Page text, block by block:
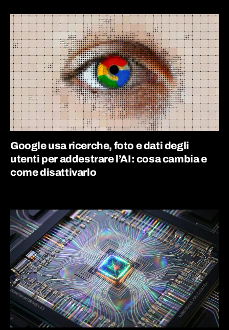
Google usa ricerche, foto e dati degli
utenti per addestrare l’AI: cosa cambia e
come disattivarlo